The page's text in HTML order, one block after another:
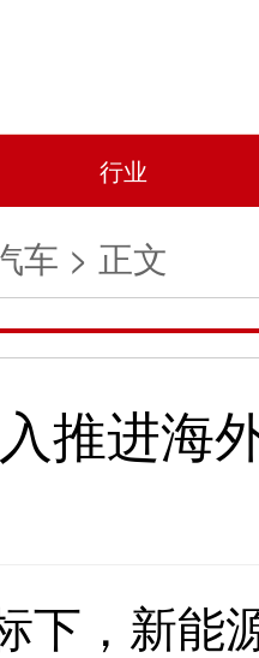
行业
车 > 正文
推进海
下， 新能